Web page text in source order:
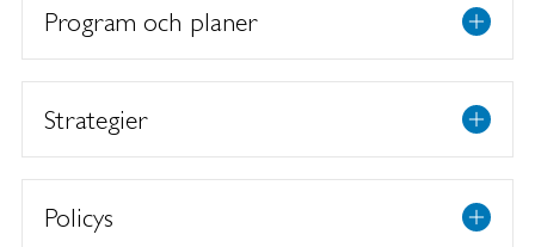
Program och planer
Strategier
Policys